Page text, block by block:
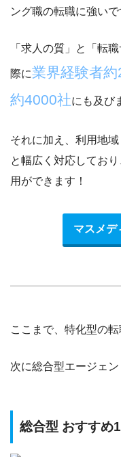
ング職の転職に強いで
「求人の質」と「転職
際に業界経験者
約4000社にも及び
それに加え、利用地
と幅広く対応しており
用ができます！
マスメデ
ここまで、特化型の
次に総合型エージェン
総合型 おすすめ